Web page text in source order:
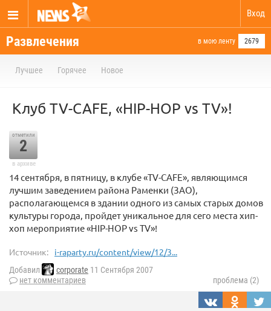
Вход
Развлечения в мою ленту 2679
Лучшее Горячее Новое
Клуб TV-CAFE, «HIP-HOP vs TV»!
отметили
2
в архиве
14 сентября, в пятницу, в клубе «TV-CAFE», являющимся
лучшим заведением района Раменки (ЗАО),
располагающемся в здании одного из самых старых домов
культуры города, пройдет уникальное для сего места хип-
хоп мероприятие «HIP-HOP vs TV»!
Источник: i-raparty.ru/content/view/12/3...
Добавил corporate 11 Сентября 2007
нет комментариев
проблема (2)